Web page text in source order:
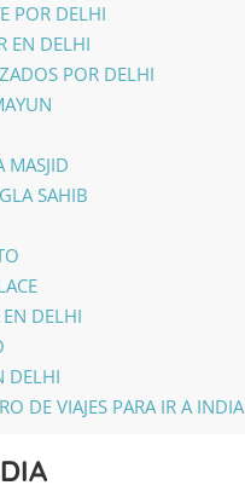
POR DELHI
EN DELHI
POR DELHI
MASJID
SAHIB
DELHI
DELHI
DE VIAJES PARA IR A INDIA